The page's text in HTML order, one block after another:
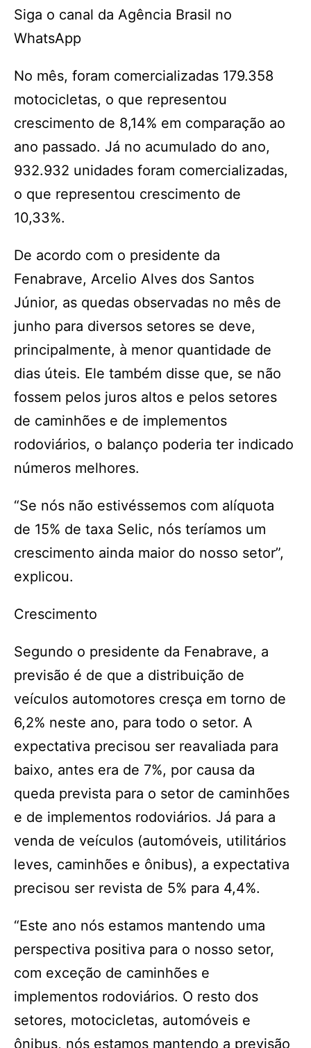
Siga o canal da Agência Brasil no
WhatsApp
No mês, foram comercializadas 179.358
motocicletas, o que representou
crescimento de 8,14% em comparação ao
ano passado. Já no acumulado do ano,
932.932 unidades foram comercializadas,
o que representou crescimento de
10,33%.
De acordo com o presidente da
Fenabrave, Arcelio Alves dos Santos
Júnior, as quedas observadas no mês de
junho para diversos setores se deve,
principalmente, à menor quantidade de
dias úteis. Ele também disse que, se não
fossem pelos juros altos e pelos setores
de caminhões e de implementos
rodoviários, o balanço poderia ter indicado
números melhores.
“Se nós não estivéssemos com alíquota
de 15% de taxa Selic, nós teríamos um
crescimento ainda maior do nosso setor”,
explicou.
Crescimento
Segundo o presidente da Fenabrave, a
previsão é de que a distribuição de
veículos automotores cresça em torno de
6,2% neste ano, para todo o setor. A
expectativa precisou ser reavaliada para
baixo, antes era de 7%, por causa da
queda prevista para o setor de caminhões
e de implementos rodoviários. Já para a
venda de veículos (automóveis, utilitários
leves, caminhões e ônibus), a expectativa
precisou ser revista de 5% para 4,4%.
“Este ano nós estamos mantendo uma
perspectiva positiva para o nosso setor,
com exceção de caminhões e
implementos rodoviários. O resto dos
setores, motocicletas, automóveis e
ônibus, nós estamos mantendo a previsão